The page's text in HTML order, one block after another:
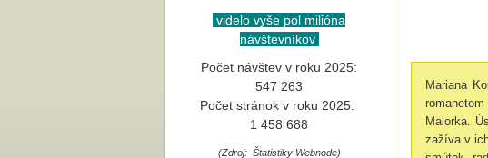
Mariana
romanetom
Malorka.
zažíva v
videlo vyše pol milióna
návštevníkov
Počet návštev v roku 2025:
547 263
Počet stránok v roku 2025:
1 458 688
(Zdroj: Štatistiky Webnode)